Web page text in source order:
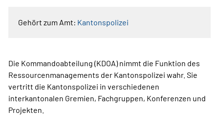
Gehört zum Amt: Kantonspolizei
Die Kommandoabteilung (KDOA) nimmt die Funktion des
Ressourcenmanagements der Kantonspolizei wahr. Sie
vertritt die Kantonspolizei in verschiedenen
interkantonalen Gremien, Fachgruppen, Konferenzen und
Projekten.